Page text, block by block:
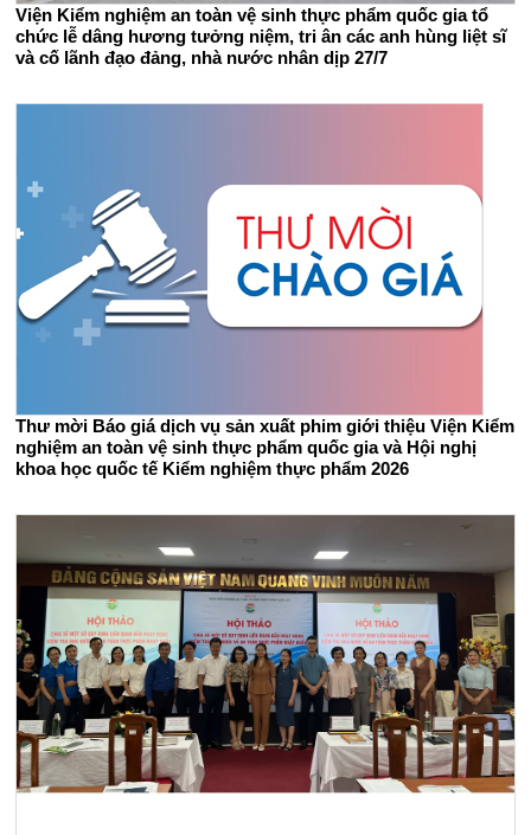
Viện Kiểm nghiệm an toàn vệ sinh thực phẩm quốc gia tổ
chức lễ dâng hương tưởng niệm, tri ân các anh hùng liệt sĩ
và cố lãnh đạo đảng, nhà nước nhân dịp 27/7
Thư mời Báo giá dịch vụ sản xuất phim giới thiệu Viện Kiểm
nghiệm an toàn vệ sinh thực phẩm quốc gia và Hội nghị
khoa học quốc tế Kiểm nghiệm thực phẩm 2026